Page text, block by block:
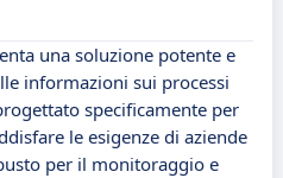
una soluzione potente e
informazioni sui processi
specificamente per
le esigenze di aziende
per il monitoraggio e